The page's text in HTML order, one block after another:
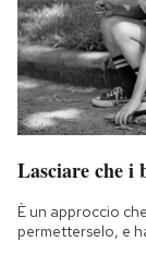
Lasciare che i
È un approccio
permetterselo, e